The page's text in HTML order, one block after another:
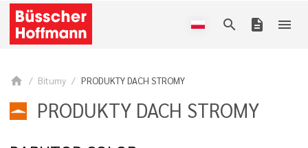
search description menu
home Bitumy PRODUKTY DACH STROMY
PRODUKTY DACH STROMY